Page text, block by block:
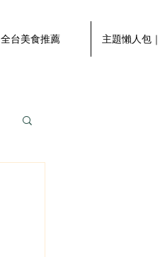
全台美食推薦 主題懶人包